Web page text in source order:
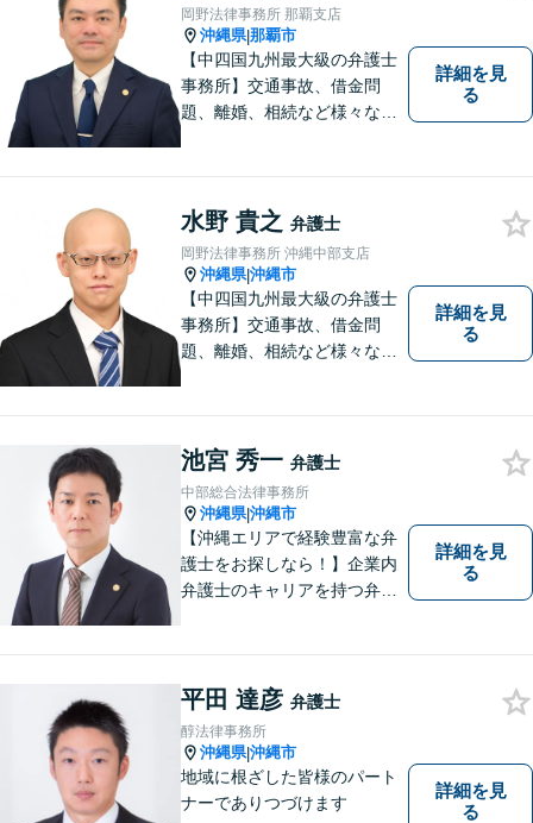
岡野法律事務所 那覇支店
沖縄県|那覇市
【中四国九州最大級の弁護士
事務所】交通事故、借金問
題、離婚、相続など様々な問
い！
詳細を見
る
水野 貴之 弁護士
岡野法律事務所 沖縄中部支店
沖縄県|沖縄市
【中四国九州最大級の弁護士
事務所】交通事故、借金問
題、離婚、相続など様々な問
い！
詳細を見
る
池宮 秀一 弁護士
中部総合法律事務所
沖縄県|沖縄市
【沖縄エリアで経験豊富な弁
護士をお探しなら！】企業内
弁護士のキャリアを持つ弁護
ります。スピード感を持っ
て、かつ丁寧な対応を心がけ
ていますので、ぜひ気兼ねな
くご相談ください。
詳細を見
る
平田 達彦 弁護士
醇法律事務所
沖縄県|沖縄市
地域に根ざした皆様のパート
ナーでありつづけます
詳細を見
る